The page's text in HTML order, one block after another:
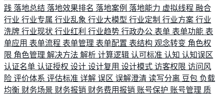
践 落地总结 落地效果排名 落地案例 落地能力 虚拟线程 融合
行业 行业专属 行业乱象 行业大模型 行业定制 行业方案 行业
洗牌 行业现状 行业红利 行业趋势 行政办公 表单 表单功能 表
单应用 表单流程 表单管理 表单配置 表结构 观念转变 角色权
限 角色管理 解决方法 解析 计算逻辑 认可标准 认知 认知误区
认证名单 认证授权 设计 设计复用 设计模式 访客权限 访问风
险 评价体系 评估标准 详解 误区 误解澄清 读写分离 豆包 负载
均衡 财务场景 财务报销 财务费用报销 账号保护 账号管理 质